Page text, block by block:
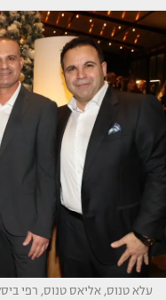
עלא טנוס, אליאס טנוס, רפי